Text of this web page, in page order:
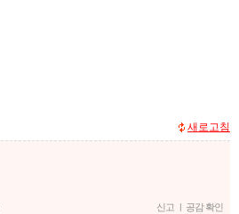
새로고침
신고 | 공감 확인